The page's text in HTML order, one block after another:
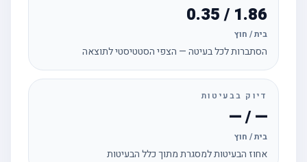
1.86 / 0.35
בית / חוץ
הסתברות לכל בעיטה — הצפי הסטטיסטי לתוצאה
דיוק בבעיטות
— / —
בית / חוץ
אחוז הבעיטות למסגרת מתוך כלל הבעיטות